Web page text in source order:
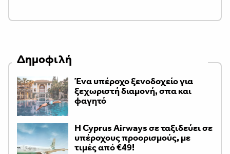
Δημοφιλή
Ένα υπέροχο ξενοδοχείο για
ξεχωριστή διαμονή, σπα και
φαγητό
H Cyprus Airways σε ταξιδεύει σε
υπέροχους προορισμούς, με
τιμές από €49!